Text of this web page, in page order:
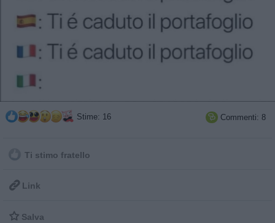
Stime: 16  Commenti: 8
Ti stimo fratello
 Link
 Salva